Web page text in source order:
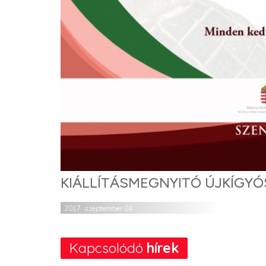
KIÁLLÍTÁSMEGNYITÓ
2017. szeptember 04.
Kapcsolódó hírek